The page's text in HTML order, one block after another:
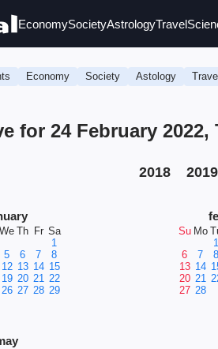
EconomySocietyAstrologyTravel
Economy Society Astology Travel
for 24 February 2022,
2018 2019
We Th Fr Sa
1
5 6 7
8
12 13 14 15
19 20 21 22
26 27 28 29
Su Mo
1
6
7 8
13 14
20 21
27 28